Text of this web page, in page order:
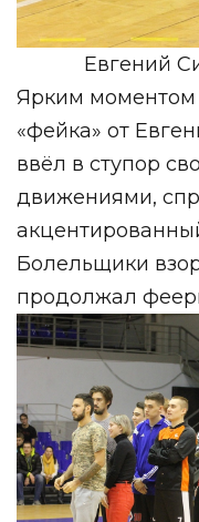
Евгений
Ярким моментом
«фейка» от
ввёл в ступор
движениями,
Болельщики
продолжал